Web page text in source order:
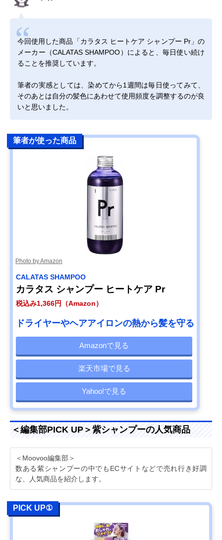
今回使用した商品「カラタス ヒートケア シャンプー Pr」の
メーカー（CALATAS SHAMPOO）によると、毎日使い続け
ることを推奨しています。
筆者の実感としては、染めてから1週間は毎日使ってみて、
そのあとは自分の髪色にあわせて使用頻度を調整するのが良
いと思いました。
筆者が使った商品
Photo by Amazon
CALATAS SHAMPOO
カラタス シャンプー ヒートケア Pr
税込み1,366円（Amazon）
ドライヤーやヘアアイロンの熱から髪を守る
Amazonで見る
楽天市場で見る
Yahoo!で見る
＜編集部PICK UP＞紫シャンプーの人気商品
＜Moovoo編集部＞
数ある紫シャンプーの中でもECサイトなどで売れ行き好調
な、人気商品を紹介します。
PICK UP①